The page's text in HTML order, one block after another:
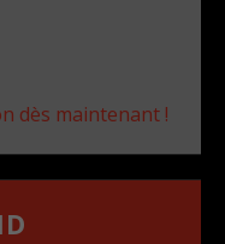
dès maintenant !